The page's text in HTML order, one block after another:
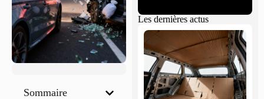
Sommaire
Les dernières actus